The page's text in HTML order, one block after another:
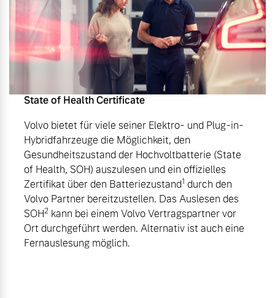
State of Health Certificate
Volvo bietet für viele seiner Elektro- und Plug-in-
Hybridfahrzeuge die Möglichkeit, den
Gesundheitszustand der Hochvoltbatterie (State
of Health, SOH) auszulesen und ein offizielles
Zertifikat über den Batteriezustand1 durch den
Volvo Partner bereitzustellen. Das Auslesen des
SOH2 kann bei einem Volvo Vertragspartner vor
Ort durchgeführt werden. Alternativ ist auch eine
Fernauslesung möglich.